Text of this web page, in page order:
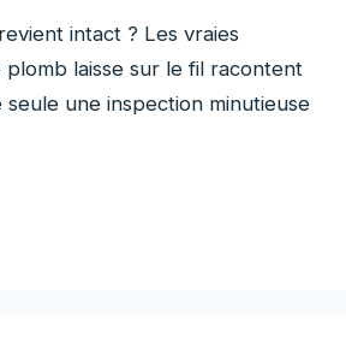
intact ? Les vraies
laisse sur le fil racontent
une inspection minutieuse